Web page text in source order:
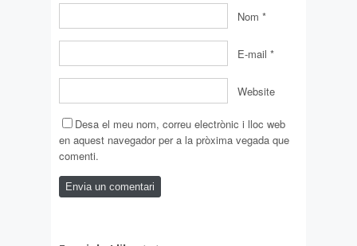
Nom *
E-mail *
Website
Desa el meu nom, correu electrònic i lloc web
en aquest navegador per a la pròxima vegada que
comenti.